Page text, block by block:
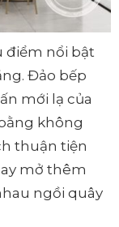
điểm nổi bật
Đảo bếp
mới lạ của
không
thuận tiện
mở thêm
ngồi quây